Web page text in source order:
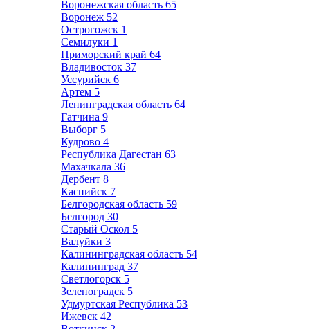
Воронежская область 65
Воронеж 52
Острогожск 1
Семилуки 1
Приморский край 64
Владивосток 37
Уссурийск 6
Артем 5
Ленинградская область 64
Гатчина 9
Выборг 5
Кудрово 4
Республика Дагестан 63
Махачкала 36
Дербент 8
Каспийск 7
Белгородская область 59
Белгород 30
Старый Оскол 5
Валуйки 3
Калининградская область 54
Калининград 37
Светлогорск 5
Зеленоградск 5
Удмуртская Республика 53
Ижевск 42